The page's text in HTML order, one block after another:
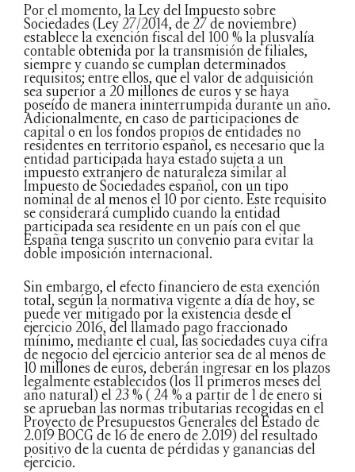
Por el momento, la Ley del Impuesto sobre
Sociedades (Ley 27/2014, de 27 de noviembre)
establece la exención fiscal del 100 % la plusvalía
contable obtenida por la transmisión de filiales,
siempre y cuando se cumplan determinados
requisitos; entre ellos, que el valor de adquisición
sea superior a 20 millones de euros y se haya
poseído de manera ininterrumpida durante un año.
Adicionalmente, en caso de participaciones de
capital o en los fondos propios de entidades no
residentes en territorio español, es necesario que la
entidad participada haya estado sujeta a un
impuesto extranjero de naturaleza similar al
Impuesto de Sociedades español, con un tipo
nominal de al menos el 10 por ciento. Este requisito
se considerará cumplido cuando la entidad
participada sea residente en un país con el que
España tenga suscrito un convenio para evitar la
doble imposición internacional.
Sin embargo, el efecto financiero de esta exención
total, según la normativa vigente a día de hoy, se
puede ver mitigado por la existencia desde el
ejercicio 2016, del llamado pago fraccionado
mínimo, mediante el cual, las sociedades cuya cifra
de negocio del ejercicio anterior sea de al menos de
10 millones de euros, deberán ingresar en los plazos
legalmente establecidos (los 11 primeros meses del
año natural) el 23 % ( 24 % a partir de 1 de enero si
se aprueban las normas tributarias recogidas en el
Proyecto de Presupuestos Generales del Estado de
2.019 BOCG de 16 de enero de 2.019) del resultado
positivo de la cuenta de pérdidas y ganancias del
ejercicio.